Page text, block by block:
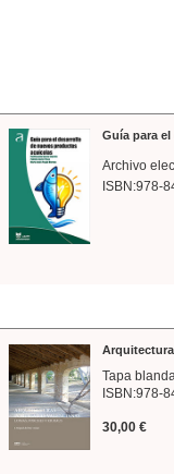
Guía para
Archivo
ISBN:978-
Tapa
ISBN:978-
30,00 €